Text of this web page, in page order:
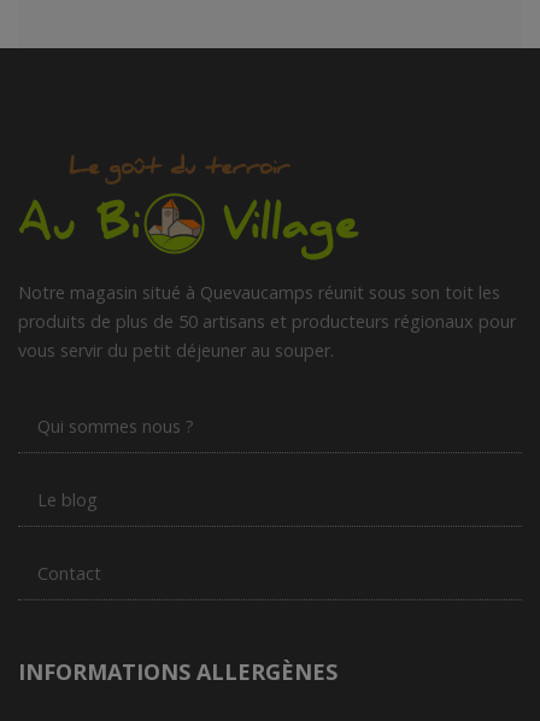
Notre magasin situé à Quevaucamps réunit sous son toit les
produits de plus de 50 artisans et producteurs régionaux pour
vous servir du petit déjeuner au souper.
Qui sommes nous ?
Le blog
Contact
INFORMATIONS ALLERGÈNES